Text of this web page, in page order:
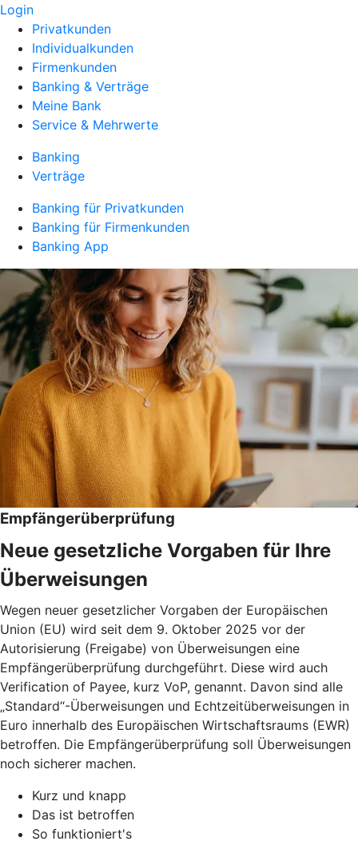
Login
Privatkunden
Individualkunden
Firmenkunden
Banking & Verträge
Meine Bank
Service & Mehrwerte
Banking
Verträge
Banking für Privatkunden
Banking für Firmenkunden
Banking App
Empfängerüberprüfung
Neue gesetzliche Vorgaben für Ihre
Überweisungen
Wegen neuer gesetzlicher Vorgaben der Europäischen
Union (EU) wird seit dem 9. Oktober 2025 vor der
Autorisierung (Freigabe) von Überweisungen eine
Empfängerüberprüfung durchgeführt. Diese wird auch
Verification of Payee, kurz VoP, genannt. Davon sind alle
„Standard“-Überweisungen und Echtzeitüberweisungen in
Euro innerhalb des Europäischen Wirtschaftsraums (EWR)
betroffen. Die Empfängerüberprüfung soll Überweisungen
noch sicherer machen.
Kurz und knapp
Das ist betroffen
So funktioniert's